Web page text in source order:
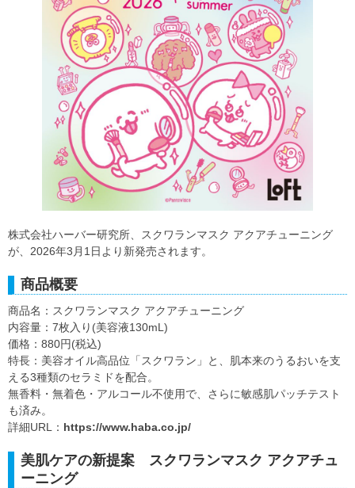
株式会社ハーバー研究所、スクワランマスク アクアチューニング
が、2026年3月1日より新発売されます。
商品概要
商品名：スクワランマスク アクアチューニング
内容量：7枚入り(美容液130mL)
価格：880円(税込)
特長：美容オイル高品位「スクワラン」と、肌本来のうるおいを支
える3種類のセラミドを配合。
無香料・無着色・アルコール不使用で、さらに敏感肌パッチテスト
も済み。
詳細URL： https://www.haba.co.jp/
美肌ケアの新提案 スクワランマスク アクアチュ
ーニング